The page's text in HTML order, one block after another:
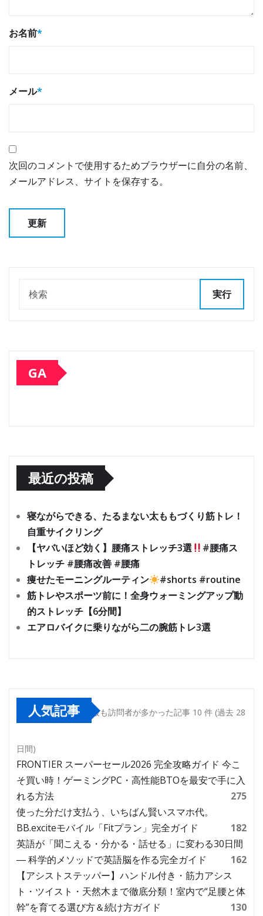
お名前*
メール*
次回のコメントで使用するためブラウザーに自分の名前、
メールアドレス、サイトを保存する。
実行
GA
最近の投稿
寝ながらできる、たるまない太ももづくり筋トレ！
自重サイクリング
【ヤバいほど効く】腰痛ストレッチ3選
#腰痛ス
トレッチ #腰痛改善 #腰痛
痩せたモーニングルーティン
#shorts #routine
筋トレやスポーツ前に！全身ウォーミングアップ動
的ストレッチ【6分間】
エアロバイクに乗りながら二の腕筋トレ3選
人気記事 最も訪問者が多かった記事 10 件 (過去 28
日間)
FRONTIER スーパーセール2026 完全攻略ガイド 今こ
そ買い時！ゲーミングPC・高性能BTOを最安で手に入
れる方法
275
使った分だけ支払う、いちばん賢いスマホ代。
BB.exciteモバイル「Fitプラン」完全ガイド
182
英語が「聞こえる・分かる・話せる」に変わる30日間
― 科学的メソッドで英語脳を作る完全ガイド
162
【アシストステッパー】ハンドル付き・筋力アシス
ト・ツイスト・天然木まで徹底分類！室内で“足腰と体
幹”を育てる選び方＆続け方ガイド
130